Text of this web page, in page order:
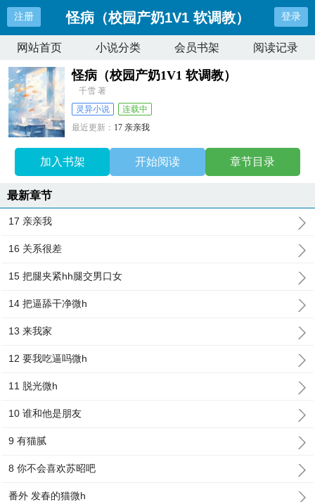
注册 怪病（校园产奶1V1 软调教） 登录
网站首页 小说分类 会员书架 阅读记录
怪病（校园产奶1V1 软调教）
千雪 著
灵异小说
连载中
最近更新： 17 亲亲我
加入书架 开始阅读 章节目录
最新章节
17 亲亲我
16 关系很差
15 把腿夹紧hh腿交男口女
14 把逼舔干净微h
13 来我家
12 要我吃逼吗微h
11 脱光微h
10 谁和他是朋友
9 有猫腻
8 你不会喜欢苏昭吧
番外 发春的猫微h